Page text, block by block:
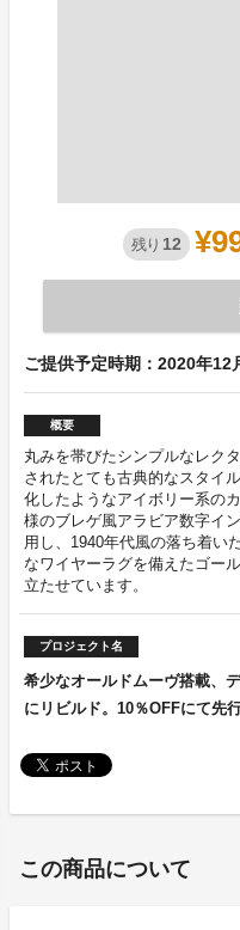
残り 12
ご提供予定時期：2020年12
概要
丸みを帯びたシンプルなレク
されたとても古典的なスタイ
化したようなアイボリー系の
様のブレゲ風アラビア数字イ
用し、1940年代風の落ち着い
なワイヤーラグを備えたゴー
立たせています。
プロジェクト名
希少なオールドムーヴ搭載、
にリビルド。10％OFFにて先
この商品について